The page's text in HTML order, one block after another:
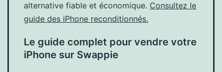
alternative fiable et économique. Consultez le
guide des iPhone reconditionnés.
Le guide complet pour vendre votre
iPhone sur Swappie